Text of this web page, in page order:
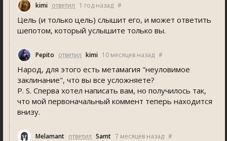
kimi ответил 1 год назад #
Цель (и только цель) слышит его, и может ответить
шепотом, который услышите только вы.
Pepito ответил kimi 10 месяцев назад #
Народ, для этого есть метамагия "неуловимое
заклинание", что вы все усложняете?
P. S. Сперва хотел написать вам, но получилось так,
что мой первоначальный коммент теперь находится
внизу.
Melamant ответил Samt 7 месяцев назад #